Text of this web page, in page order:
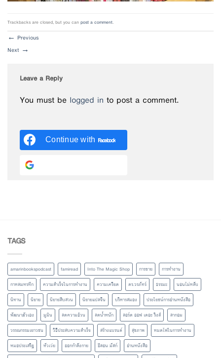
Trackbacks are closed, but you canpost a comment.
← Previous
Next →
Leave a Reply
You must be logged in to post a comment.
Continue with Facebook
TAGS
amarinbookspodcast famiread Into The Magic Shop การขาย
การทำงาน
กาหลมหรทึก
ความสำเร็จในการทำงาน ความเครียด ดร.วรภัทร์ ธรรมะ
นอนไม่หลับ
นิทาน
นิยาย นิยายสืบสวน นิยายแปลจีน บริหารสมอง
ประโยชน์การอ่านหนังสือ
พัฒนาตัวเอง
มูมิน ลดความอ้วน ลดน้ำหนัก ลอร์ด ออฟ เดอะ ริงส์
ลากอม
วรรณกรรมเยาวชน
วิธีประสบความสำเร็จ สร้างแบรนด์ สุขภาพ
หมดไฟในการทำงาน
หมอประเสริฐ
หัวเว่ย ออกกำลังกาย อีลอน มัสก์
อ่านหนังสือ